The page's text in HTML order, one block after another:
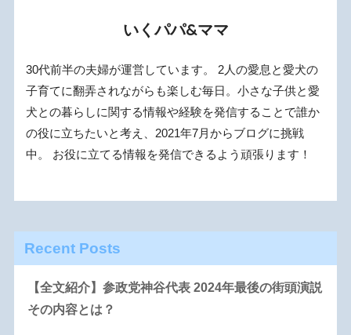
いくパパ&ママ
30代前半の夫婦が運営しています。 2人の愛息と愛犬の
子育てに翻弄されながらも楽しむ毎日。小さな子供と愛
犬との暮らしに関する情報や経験を発信することで誰か
の役に立ちたいと考え、2021年7月からブログに挑戦
中。 お役に立てる情報を発信できるよう頑張ります！
Recent Posts
【全文紹介】参政党神谷代表 2024年最後の街頭演説
その内容とは？